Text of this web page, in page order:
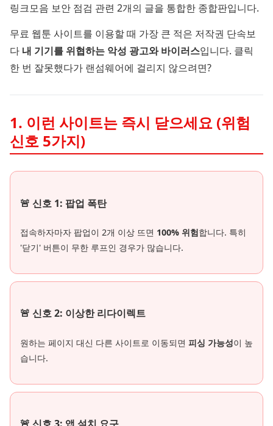
링크모음 보안 점검 관련 2개의 글을 통합한 종합판입니다.
무료 웹툰 사이트를 이용할 때 가장 큰 적은 저작권 단속보
다 내 기기를 위협하는 악성 광고와 바이러스입니다. 클릭
한 번 잘못했다가 랜섬웨어에 걸리지 않으려면?
1. 이런 사이트는 즉시 닫으세요 (위험
신호 5가지)
🚨 신호 1: 팝업 폭탄
접속하자마자 팝업이 2개 이상 뜨면 100% 위험합니다. 특히
'닫기' 버튼이 무한 루프인 경우가 많습니다.
🚨 신호 2: 이상한 리다이렉트
원하는 페이지 대신 다른 사이트로 이동되면 피싱 가능성이 높
습니다.